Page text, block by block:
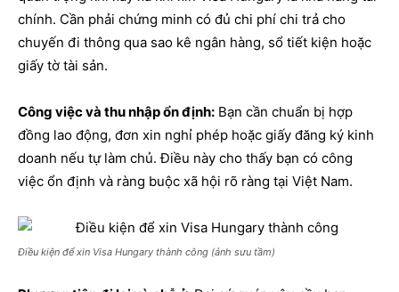
chính. Cần phải chứng minh có đủ chi phí chi trả cho
chuyến đi thông qua sao kê ngân hàng, sổ tiết kiện hoặc
giấy tờ tài sản.
Công việc và thu nhập ổn định: Bạn cần chuẩn bị hợp
đồng lao động, đơn xin nghỉ phép hoặc giấy đăng ký kinh
doanh nếu tự làm chủ. Điều này cho thấy bạn có công
việc ổn định và ràng buộc xã hội rõ ràng tại Việt Nam.
Điều kiện để xin Visa Hungary thành công (ảnh sưu tầm)